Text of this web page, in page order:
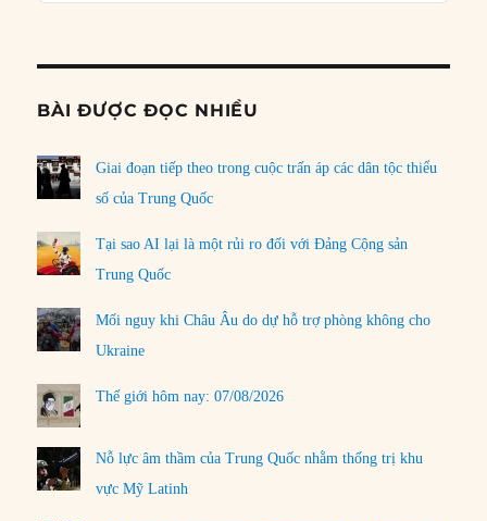
BÀI ĐƯỢC ĐỌC NHIỀU
Giai đoạn tiếp theo trong cuộc trấn áp các dân tộc thiểu
số của Trung Quốc
Tại sao AI lại là một rủi ro đối với Đảng Cộng sản
Trung Quốc
Mối nguy khi Châu Âu do dự hỗ trợ phòng không cho
Ukraine
Thế giới hôm nay: 07/08/2026
Nỗ lực âm thầm của Trung Quốc nhằm thống trị khu
vực Mỹ Latinh